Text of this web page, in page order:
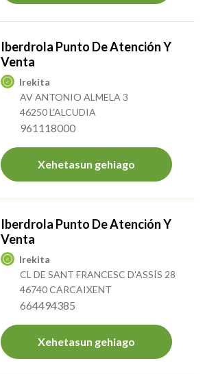
Iberdrola Punto De Atención Y
Venta
Irekita
AV ANTONIO ALMELA 3
46250 L'ALCUDIA
961118000
Xehetasun gehiago
Iberdrola Punto De Atención Y
Venta
Irekita
CL DE SANT FRANCESC D'ASSÍS 28
46740 CARCAIXENT
664494385
Xehetasun gehiago